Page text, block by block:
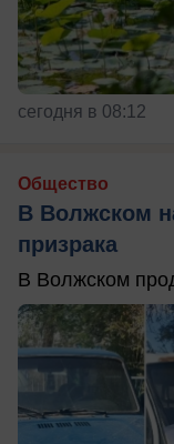
сегодня в 08:12
Общество
В Волжском
призрака
В Волжском